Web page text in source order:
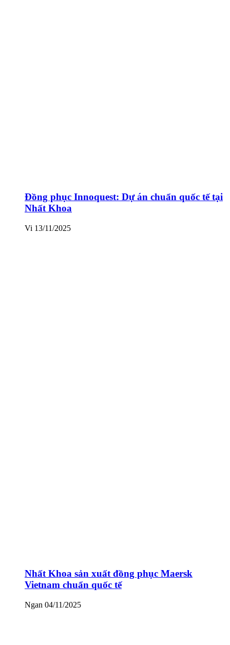
Đồng phục Innoquest: Dự án chuẩn quốc tế tại
Nhất Khoa
Vi 13/11/2025
Nhất Khoa sản xuất đồng phục Maersk
Vietnam chuẩn quốc tế
Ngan 04/11/2025